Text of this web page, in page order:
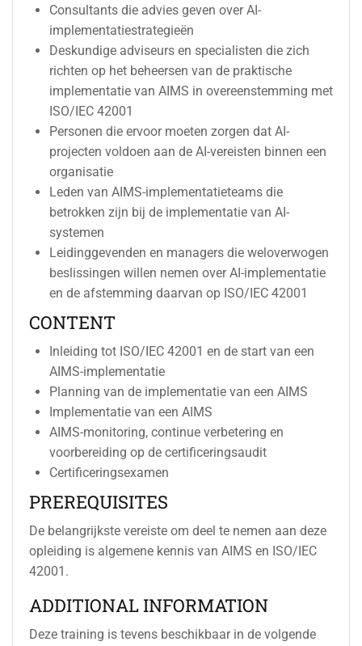
Consultants die advies geven over AI-
implementatiestrategieën
Deskundige adviseurs en specialisten die zich
richten op het beheersen van de praktische
implementatie van AIMS in overeenstemming met
ISO/IEC 42001
Personen die ervoor moeten zorgen dat AI-
projecten voldoen aan de AI-vereisten binnen een
organisatie
Leden van AIMS-implementatieteams die
betrokken zijn bij de implementatie van AI-
systemen
Leidinggevenden en managers die weloverwogen
beslissingen willen nemen over AI-implementatie
en de afstemming daarvan op ISO/IEC 42001
CONTENT
Inleiding tot ISO/IEC 42001 en de start van een
AIMS-implementatie
Planning van de implementatie van een AIMS
Implementatie van een AIMS
AIMS-monitoring, continue verbetering en
voorbereiding op de certificeringsaudit
Certificeringsexamen
PREREQUISITES
De belangrijkste vereiste om deel te nemen aan deze
opleiding is algemene kennis van AIMS en ISO/IEC
42001.
ADDITIONAL INFORMATION
Deze training is tevens beschikbaar in de volgende